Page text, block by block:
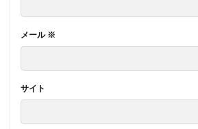
メール ※
サイト